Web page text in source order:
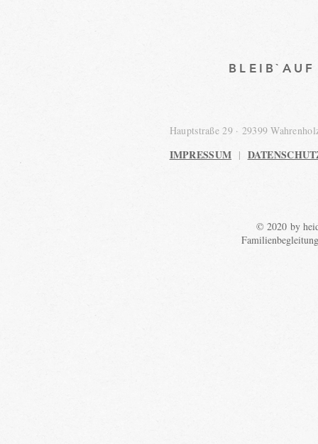
Hauptstraße 29 · 29399
IMPRESSUM |
© 2020 by